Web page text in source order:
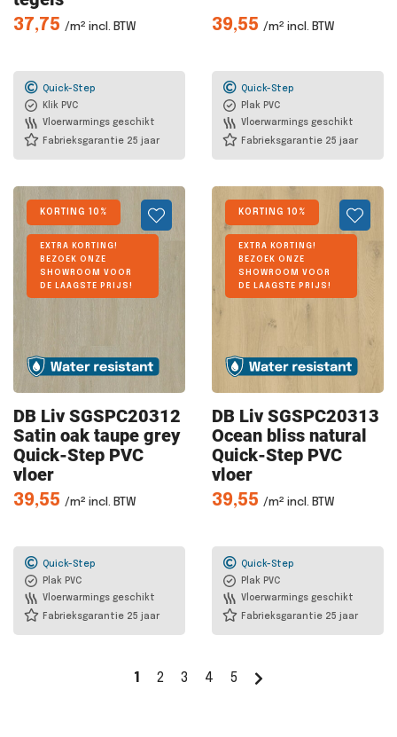
37,75 /m² incl. BTW
Quick-Step
Klik PVC
Vloerwarmings geschikt
Fabrieksgarantie 25 jaar
39,55 /m² incl. BTW
Quick-Step
Plak PVC
Vloerwarmings geschikt
Fabrieksgarantie 25 jaar
KORTING 10%
EXTRA KORTING!
BEZOEK ONZE
SHOWROOM VOOR
DE LAAGSTE PRIJS!
DB LivSGSPC20312
Satin oak taupe grey
Quick-Step PVC
vloer
39,55 /m² incl. BTW
Quick-Step
Plak PVC
Vloerwarmings geschikt
Fabrieksgarantie 25 jaar
KORTING 10%
EXTRA KORTING!
BEZOEK ONZE
SHOWROOM VOOR
DE LAAGSTE PRIJS!
DB LivSGSPC20313
Ocean bliss natural
Quick-Step PVC
vloer
39,55 /m² incl. BTW
Quick-Step
Plak PVC
Vloerwarmings geschikt
Fabrieksgarantie 25 jaar
1 2 3 4 5